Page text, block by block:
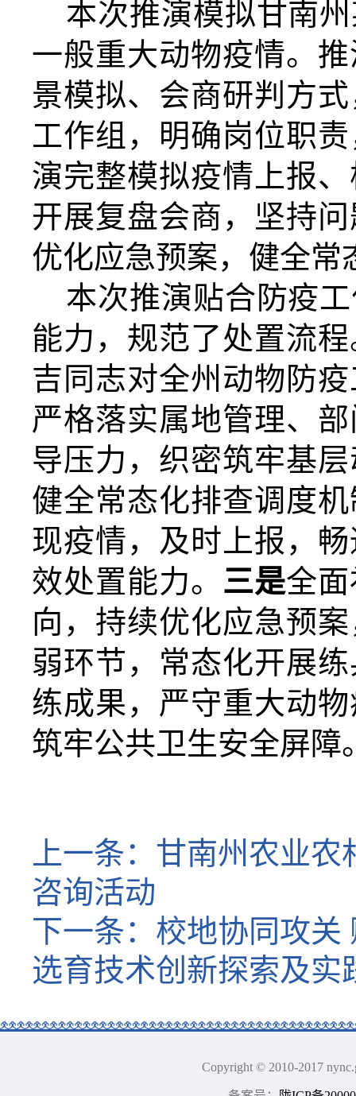
本次推演模拟甘南
一般重大动物疫情。
景模拟、会商研判方
工作组，明确岗位职
演完整模拟疫情上报
开展复盘会商，坚持
优化应急预案，健全常
本次推演贴合防疫
能力，规范了处置流
吉 同志对全州动物防
严格落实属地管理、
导压力，织密筑牢基
健全常态化排查调度
现疫情，及时 上报，
效处置能力。 三是全
向，持续优化应急预
弱环节，常态化开展
练成果，严守重大动
筑牢公共卫生安全屏障
上一条： 甘南州农业农
咨询活动
下一条： 校地协同攻
选育技术创新探索及
Copyright © 2010-2017